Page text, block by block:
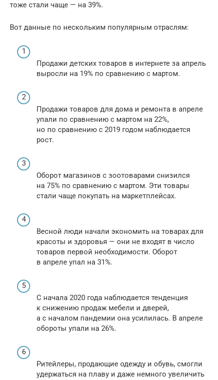
тоже стали чаще — на 39%.
Вот данные по нескольким популярным отраслям:
Продажи детских товаров в интернете за апрель
выросли на 19% по сравнению с мартом.
Продажи товаров для дома и ремонта в апреле
упали по сравнению с мартом на 22%,
но по сравнению с 2019 годом наблюдается
рост.
Оборот магазинов с зоотоварами снизился
на 75% по сравнению с мартом. Эти товары
стали чаще покупать на маркетплейсах.
Весной люди начали экономить на товарах для
красоты и здоровья — они не входят в число
товаров первой необходимости. Оборот
в апреле упал на 31%.
С начала 2020 года наблюдается тенденция
к снижению продаж мебели и дверей,
а с началом пандемии она усилилась. В апреле
обороты упали на 26%.
Ритейлеры, продающие одежду и обувь, смогли
удержаться на плаву и даже немного увеличить